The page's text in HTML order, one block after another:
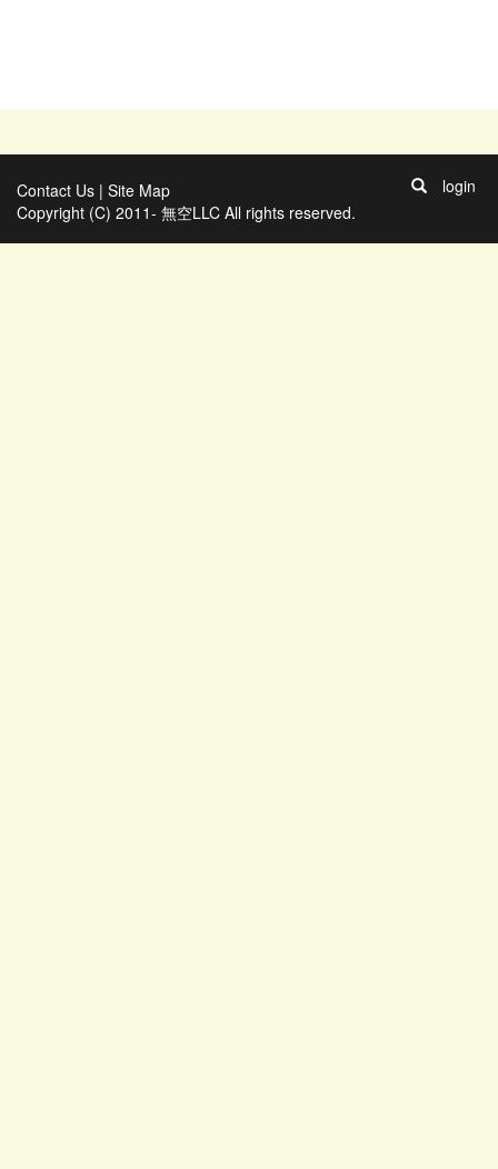
Contact Us | Site Map
Copyright (C) 2011- 無空LLC All rights reserved.
login